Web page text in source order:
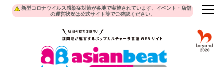
新型コロナウイルス感染症対策が各地で実施されています。イベント・店舗
の運営状況は公式サイト等でご確認ください。